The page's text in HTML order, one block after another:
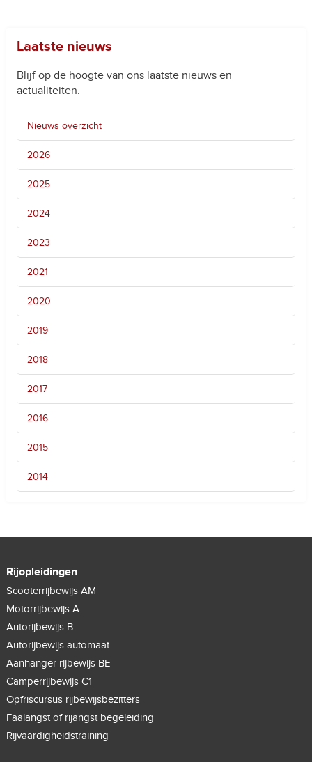
Laatste nieuws
Blijf op de hoogte van ons laatste nieuws en
actualiteiten.
Nieuws overzicht
2026
2025
2024
2023
2021
2020
2019
2018
2017
2016
2015
2014
Rijopleidingen
Scooterrijbewijs AM
Motorrijbewijs A
Autorijbewijs B
Autorijbewijs automaat
Aanhanger rijbewijs BE
Camperrijbewijs C1
Opfriscursus rijbewijsbezitters
Faalangst of rijangst begeleiding
Rijvaardigheidstraining